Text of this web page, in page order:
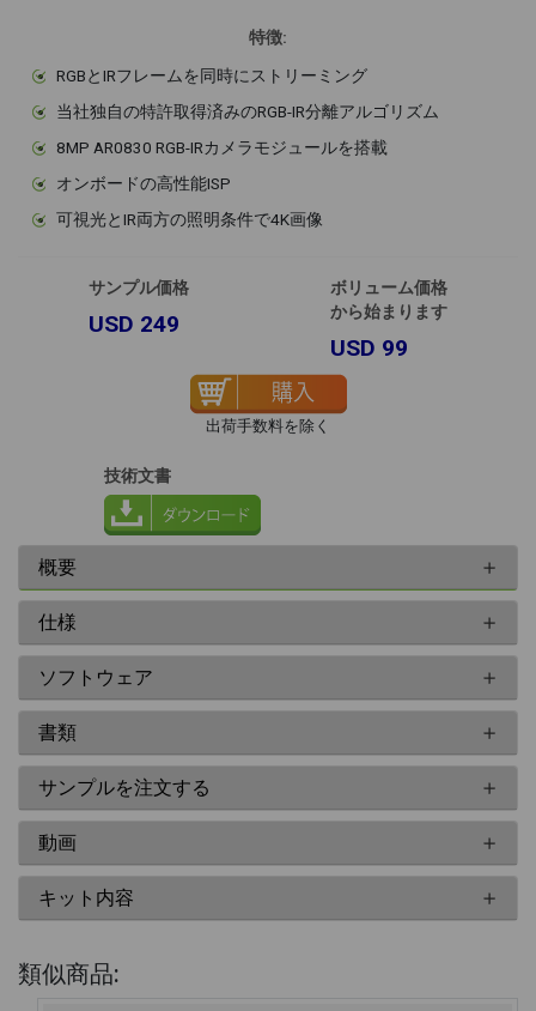
特徴:
RGBとIRフレームを同時にストリーミング
当社独自の特許取得済みのRGB-IR分離アルゴリズム
8MP AR0830 RGB-IRカメラモジュールを搭載
オンボードの高性能ISP
可視光とIR両方の照明条件で4K画像
サンプル価格
USD 249
ボリューム価格
から始まります
USD 99
出荷手数料を除く
技術文書
概要
仕様
ソフトウェア
書類
サンプルを注文する
動画
キット内容
類似商品: